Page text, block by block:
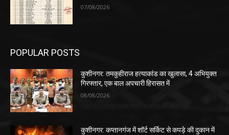
07/08/2026
POPULAR POSTS
कुशीनगर: तमकुहीराज हत्याकांड का खुलासा, 4 अभियुक्त
गिरफ्तार, एक बाल अपचारी हिरासत में
08/08/2026
कुशीनगर: कप्तानगंज में शॉर्ट सर्किट से कपड़े की दुकान में